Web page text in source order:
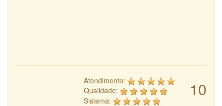
10
Atendimento:
Qualidade:
Sistema: